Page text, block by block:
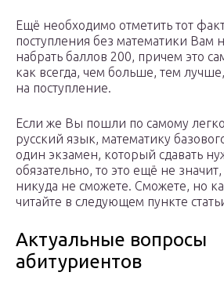
Ещё необходимо отметить тот
поступления без математики Вам
набрать баллов 200, причем это
как всегда, чем больше, тем
на поступление.
Если же Вы пошли по самому
русский язык, математику
один экзамен, который сдавать
обязательно, то это ещё не
никуда не сможете. Сможете, но
читайте в следующем пункте
Актуальные вопросы
абитуриентов